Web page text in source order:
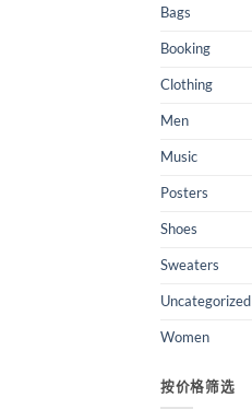
Bags
Booking
Clothing
Men
Music
Posters
Shoes
Sweaters
Uncategorized
Women
按价格筛选